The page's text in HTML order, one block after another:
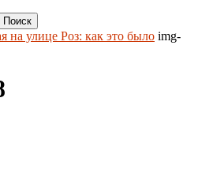
на улице Роз: как это было img-